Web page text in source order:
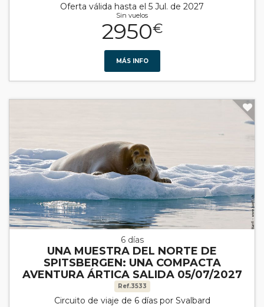
Oferta válida hasta el 5 Jul. de 2027
Sin vuelos
2950€
MÁS INFO
6 días
UNA MUESTRA DEL NORTE DE
SPITSBERGEN: UNA COMPACTA
AVENTURA ÁRTICA SALIDA 05/07/2027
Ref.3533
Circuito de viaje de 6 días por Svalbard